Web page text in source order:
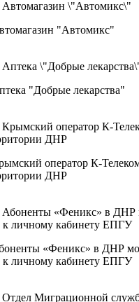
"Автомикс"
"Добрые лекарства"
оператор К-
ДНР
«Феникс» в ДНР
к личному кабинету ЕПГУ